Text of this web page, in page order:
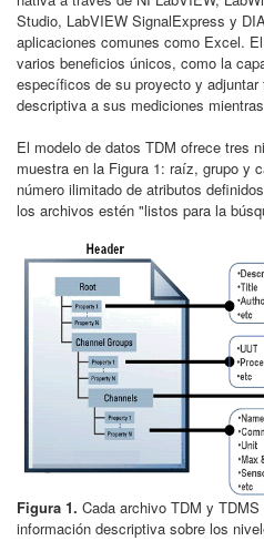
Studio, LabVIEW SignalExpress y
aplicaciones comunes como Excel.
varios beneficios únicos, como la
específicos de su proyecto y
descriptiva a sus mediciones
El modelo de datos TDM ofrece tres
muestra en la Figura 1: raíz, grupo y
número ilimitado de atributos
los archivos estén "listos para la
Figura 1. Cada archivo TDM y
información descriptiva sobre los